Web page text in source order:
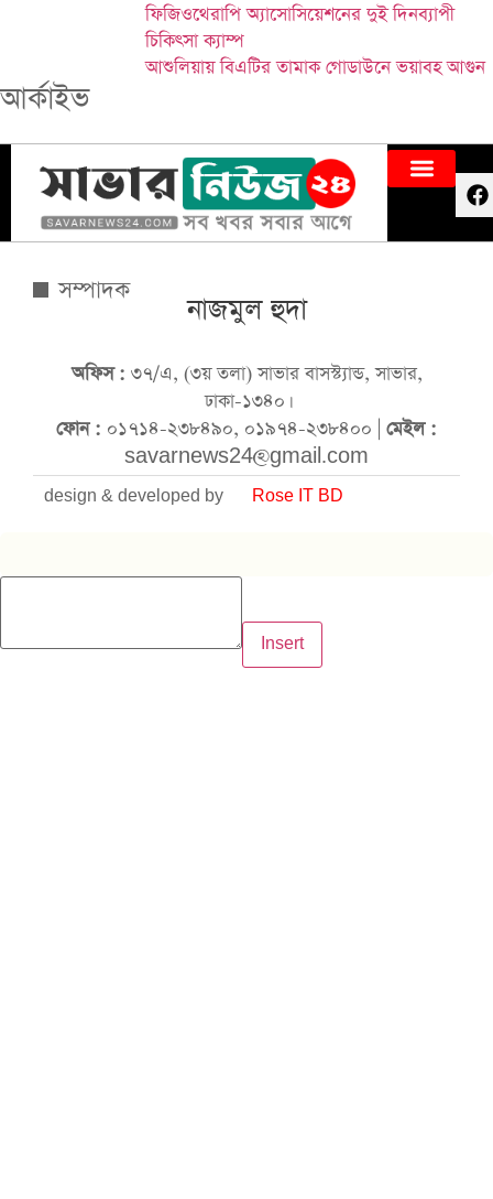
ফিজিওথেরাপি অ্যাসোসিয়েশনের দুই দিনব্যাপী
চিকিৎসা ক্যাম্প
আশুলিয়ায় বিএটির তামাক গোডাউনে ভয়াবহ আগুন
আর্কাইভ
সম্পাদক
নাজমুল হুদা
অফিস : ৩৭/এ, (৩য় তলা) সাভার বাসস্ট্যান্ড, সাভার,
ঢাকা-১৩৪০।
ফোন : ০১৭১৪-২৩৮৪৯০, ০১৯৭৪-২৩৮৪০০ | মেইল :
savarnews24@gmail.com
design & developed by Rose IT BD
Insert